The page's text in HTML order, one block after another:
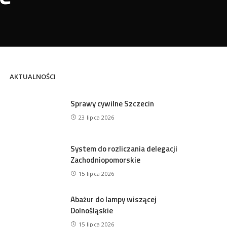
AKTUALNOŚCI
Sprawy cywilne Szczecin
23 lipca 2026
System do rozliczania delegacji
Zachodniopomorskie
15 lipca 2026
Abażur do lampy wiszącej
Dolnośląskie
15 lipca 2026